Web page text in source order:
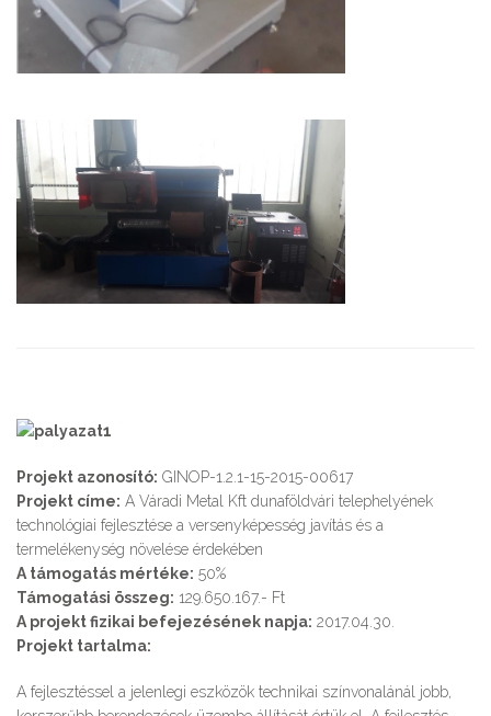
Projekt azonosító: GINOP-1.2.1-15-2015-00617
Projekt címe: A Váradi Metal Kft dunaföldvári telephelyének
technológiai fejlesztése a versenyképesség javítás és a
termelékenység növelése érdekében
A támogatás mértéke: 50%
Támogatási összeg: 129.650.167.- Ft
A projekt fizikai befejezésének napja: 2017.04.30.
Projekt tartalma:
A fejlesztéssel a jelenlegi eszközök technikai színvonalánál jobb,